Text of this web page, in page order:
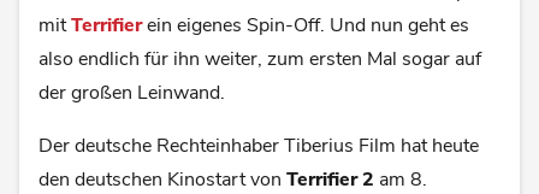
mitTerrifierein eigenes Spin-Off. Und nun geht es
also endlich für ihn weiter, zum ersten Mal sogar auf
der großen Leinwand.
Der deutsche Rechteinhaber Tiberius Film hat heute
den deutschen Kinostart von Terrifier 2 am 8.